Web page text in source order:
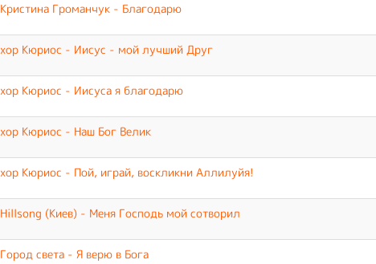
Кристина Громанчук - Благодарю
хор Кюриос - Иисус - мой лучший Друг
хор Кюриос - Иисуса я благодарю
хор Кюриос - Наш Бог Велик
хор Кюриос - Пой, играй, воскликни Аллилуйя!
Hillsong (Киев) - Меня Господь мой сотворил
Город света - Я верю в Бога